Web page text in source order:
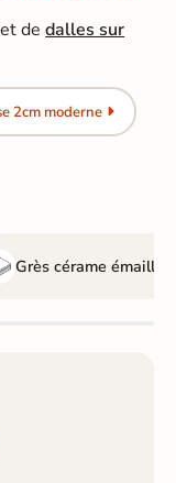
dedalles sur
2cm moderne
Grès cérame émaillé